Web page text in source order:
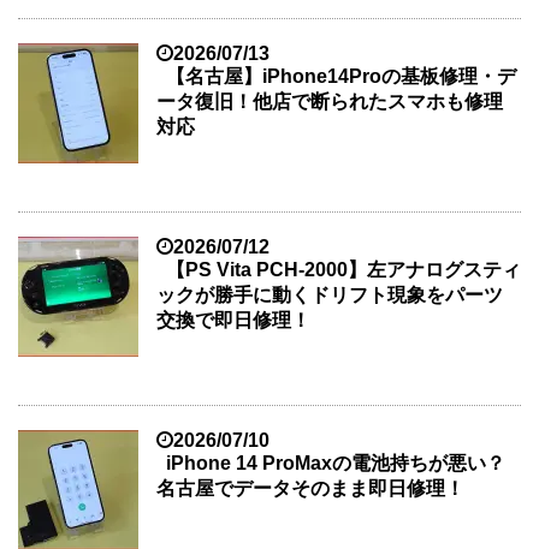
2026/07/13
【名古屋】iPhone14Proの基板修理・デ
ータ復旧！他店で断られたスマホも修理
対応
2026/07/12
【PS Vita PCH-2000】左アナログスティ
ックが勝手に動くドリフト現象をパーツ
交換で即日修理！
2026/07/10
iPhone 14 ProMaxの電池持ちが悪い？
名古屋でデータそのまま即日修理！